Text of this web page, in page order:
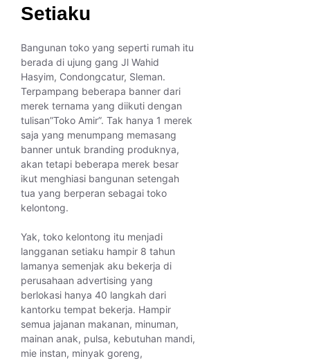
Setiaku
Bangunan toko yang seperti rumah itu
berada di ujung gang Jl Wahid
Hasyim, Condongcatur, Sleman.
Terpampang beberapa banner dari
merek ternama yang diikuti dengan
tulisan”Toko Amir”. Tak hanya 1 merek
saja yang menumpang memasang
banner untuk branding produknya,
akan tetapi beberapa merek besar
ikut menghiasi bangunan setengah
tua yang berperan sebagai toko
kelontong.
Yak, toko kelontong itu menjadi
langganan setiaku hampir 8 tahun
lamanya semenjak aku bekerja di
perusahaan advertising yang
berlokasi hanya 40 langkah dari
kantorku tempat bekerja. Hampir
semua jajanan makanan, minuman,
mainan anak, pulsa, kebutuhan mandi,
mie instan, minyak goreng,